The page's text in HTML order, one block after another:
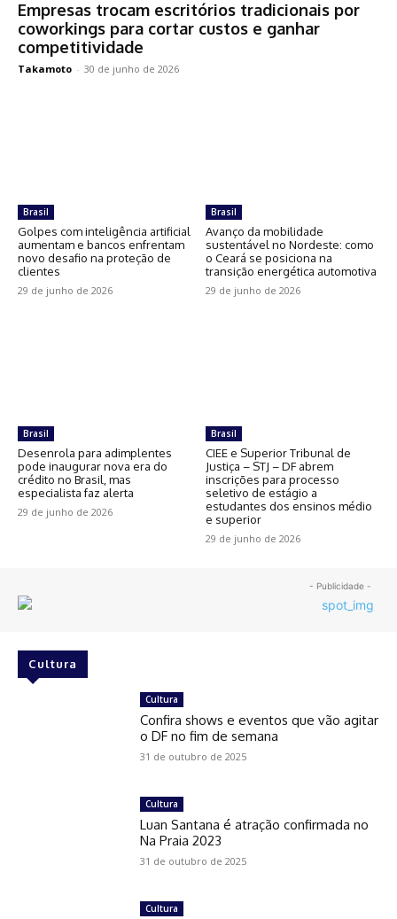
Empresas trocam escritórios tradicionais por
coworkings para cortar custos e ganhar
competitividade
Takamoto - 30 de junho de 2026
Brasil
Golpes com inteligência artificial
aumentam e bancos enfrentam
novo desafio na proteção de
clientes
29 de junho de 2026
Brasil
Avanço da mobilidade
sustentável no Nordeste: como
o Ceará se posiciona na
transição energética automotiva
29 de junho de 2026
Brasil
Desenrola para adimplentes
pode inaugurar nova era do
crédito no Brasil, mas
especialista faz alerta
29 de junho de 2026
Brasil
CIEE e Superior Tribunal de
Justiça – STJ – DF abrem
inscrições para processo
seletivo de estágio a
estudantes dos ensinos médio
e superior
29 de junho de 2026
- Publicidade -
Cultura
Cultura
Confira shows e eventos que vão agitar
o DF no fim de semana
31 de outubro de 2025
Cultura
Luan Santana é atração confirmada no
Na Praia 2023
31 de outubro de 2025
Cultura